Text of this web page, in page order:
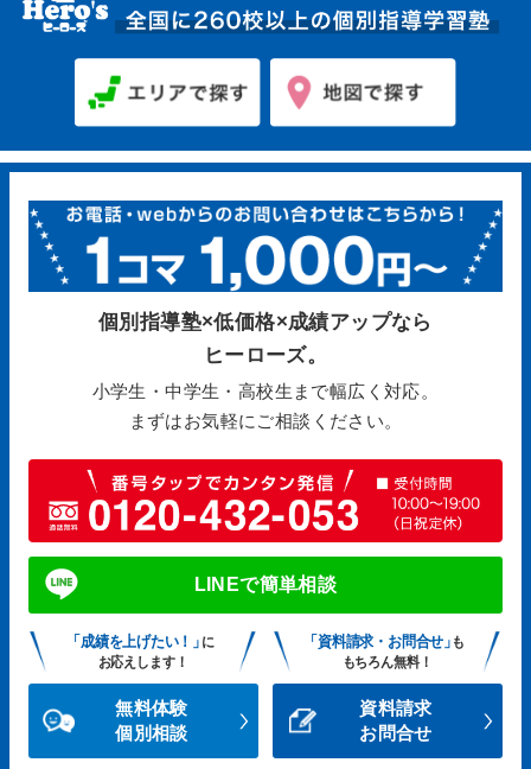
個別指導塾×低価格×成績アップなら
ヒーローズ。
小学生・中学生・高校生まで幅広く対応。
まずはお気軽にご相談ください。
LINEで簡単相談
「成績を上げたい！」に
お応えします！
無料体験
個別相談
「資料請求・お問合せ」も
もちろん無料！
資料請求
お問合せ